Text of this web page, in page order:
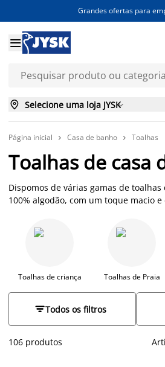
Grandes ofertas para

 Selecione uma loja JYSK
Página inicial  Casa de banho  Toalhas
Toalhas de casa
Dispomos de várias gamas de
100% algodão, com um toque macio
toalha ou lençol de banho da JYSK, e
experiência sensorial, que o libertará
ambiente harmonioso, opte por
casa de banho e cortina de duche,
bem decorada e convidativa. Ainda
ideal será optar por um conjunto de
Toalhas de criança Toalhas de Praia
Todos os filtros
106 produtos